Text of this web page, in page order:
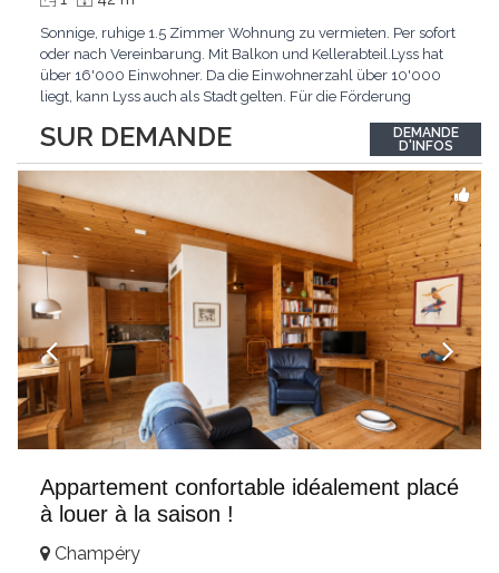
SUR DEMANDE
Sonnige, ruhige 1.5 Zimmer Wohnung zu vermieten. Per sofort
oder nach Vereinbarung. Mit Balkon und Kellerabteil.Lyss hat
über 16'000 Einwohner. Da die Einwohnerzahl über 10'000
liegt, kann Lyss auch als Stadt gelten. Für die Förderung
erhalten. Das sich rasch entwickelnde Regionalzentrum hat bis
heute viel vom seeländisch-dörflichen...
DEMANDE
D'INFOS
Appartement confortable idéalement placé
à louer à la saison !
Champéry